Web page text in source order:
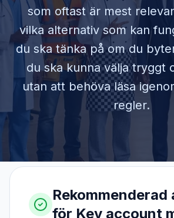
som oftast är mest
vilka alternativ som kan
du ska tänka på om du
du ska kunna välja tryggt
utan att behöva läsa
regler.
Rekommenderad
för Key account